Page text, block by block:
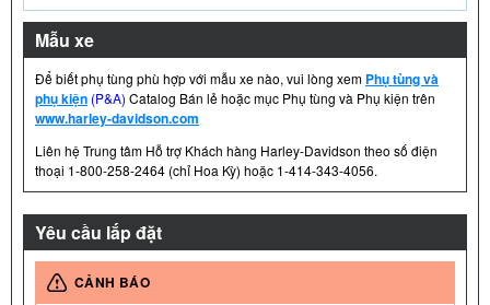
Mẫu xe
Để biết phụ tùng phù hợp với mẫu xe nào, vui lòng xem Phụ tùng và
phụ kiện (P&A) Catalog Bán lẻ hoặc mục Phụ tùng và Phụ kiện trên
www.harley-davidson.com
Liên hệ Trung tâm Hỗ trợ Khách hàng Harley-Davidson theo số điện
thoại 1-800-258-2464 (chỉ Hoa Kỳ) hoặc 1-414-343-4056.
Yêu cầu lắp đặt
CẢNH BÁO